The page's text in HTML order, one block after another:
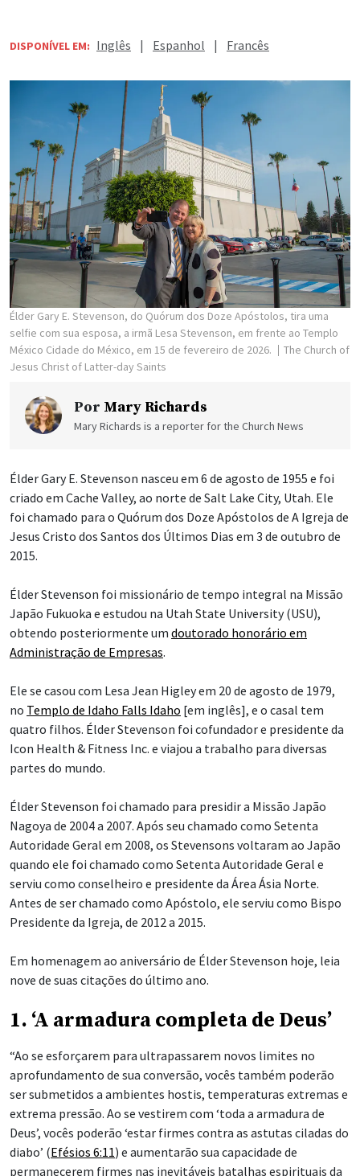
DISPONÍVEL EM: Inglês | Espanhol | Francês
Élder Gary E. Stevenson, do Quórum dos Doze Apóstolos, tira uma
selfie com sua esposa, a irmã Lesa Stevenson, em frente ao Templo
México Cidade do México, em 15 de fevereiro de 2026.
The Church of
Jesus Christ of Latter-day Saints
Por Mary Richards
Mary Richards is a reporter for the Church News
Élder Gary E. Stevenson nasceu em 6 de agosto de 1955 e foi
criado em Cache Valley, ao norte de Salt Lake City, Utah. Ele
foi chamado para o Quórum dos Doze Apóstolos de A Igreja de
Jesus Cristo dos Santos dos Últimos Dias em 3 de outubro de
2015.
Élder Stevenson foi missionário de tempo integral na Missão
Japão Fukuoka e estudou na Utah State University (USU),
obtendo posteriormente um doutorado honorário em
Administração de Empresas.
Ele se casou com Lesa Jean Higley em 20 de agosto de 1979,
no Templo de Idaho Falls Idaho [em inglês], e o casal tem
quatro filhos. Élder Stevenson foi cofundador e presidente da
Icon Health & Fitness Inc. e viajou a trabalho para diversas
partes do mundo.
Élder Stevenson foi chamado para presidir a Missão Japão
Nagoya de 2004 a 2007. Após seu chamado como Setenta
Autoridade Geral em 2008, os Stevensons voltaram ao Japão
quando ele foi chamado como Setenta Autoridade Geral e
serviu como conselheiro e presidente da Área Ásia Norte.
Antes de ser chamado como Apóstolo, ele serviu como Bispo
Presidente da Igreja, de 2012 a 2015.
Em homenagem ao aniversário de Élder Stevenson hoje, leia
nove de suas citações do último ano.
1. ‘A armadura completa de Deus’
“Ao se esforçarem para ultrapassarem novos limites no
aprofundamento de sua conversão, vocês também poderão
ser submetidos a ambientes hostis, temperaturas extremas e
extrema pressão. Ao se vestirem com ‘toda a armadura de
Deus’, vocês poderão ‘estar firmes contra as astutas ciladas do
diabo’ (Efésios 6:11) e aumentarão sua capacidade de
permanecerem firmes nas inevitáveis batalhas espirituais da